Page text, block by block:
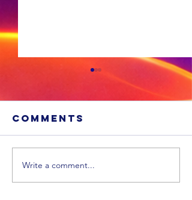
OGGEND
SPORT: Die
Comments
Write a comment...